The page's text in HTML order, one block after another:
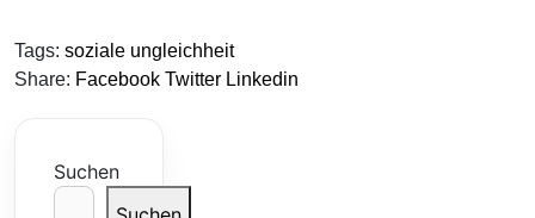
Tags: soziale ungleichheit
Share: Facebook Twitter Linkedin
Suchen